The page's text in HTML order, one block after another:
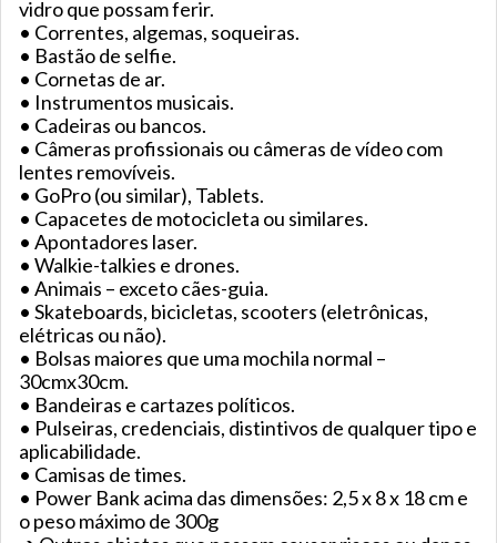
vidro que possam ferir.
• Correntes, algemas, soqueiras.
• Bastão de selfie.
• Cornetas de ar.
• Instrumentos musicais.
• Cadeiras ou bancos.
• Câmeras profissionais ou câmeras de vídeo com
lentes removíveis.
• GoPro (ou similar), Tablets.
• Capacetes de motocicleta ou similares.
• Apontadores laser.
• Walkie-talkies e drones.
• Animais – exceto cães-guia.
• Skateboards, bicicletas, scooters (eletrônicas,
elétricas ou não).
• Bolsas maiores que uma mochila normal –
30cmx30cm.
• Bandeiras e cartazes políticos.
• Pulseiras, credenciais, distintivos de qualquer tipo e
aplicabilidade.
• Camisas de times.
• Power Bank acima das dimensões: 2,5 x 8 x 18 cm e
o peso máximo de 300g